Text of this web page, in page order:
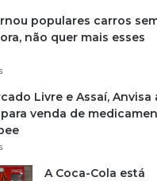
populares carros
não quer mais esses
Livre e Assaí, Anvisa
venda de
A Coca-Cola está